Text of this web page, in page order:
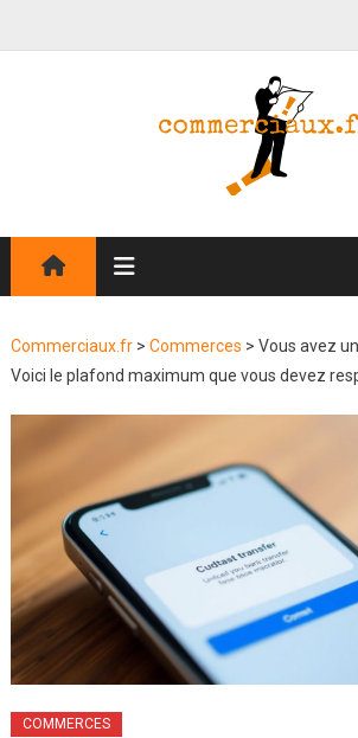
Commerciaux.fr> Commerces > Vous avez
Voici le plafond maximum que vous devez
COMMERCES